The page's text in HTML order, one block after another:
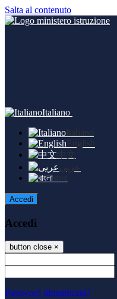
Salta al contenuto
Italiano
Italiano
English
中文
عربى
বাংলা
Accedi
Accedi
button close ×
Password dimenticata?